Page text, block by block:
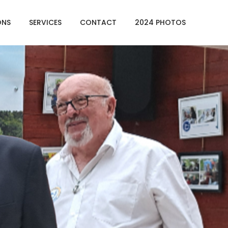
SERVICES CONTACT 2024 PHOTOS